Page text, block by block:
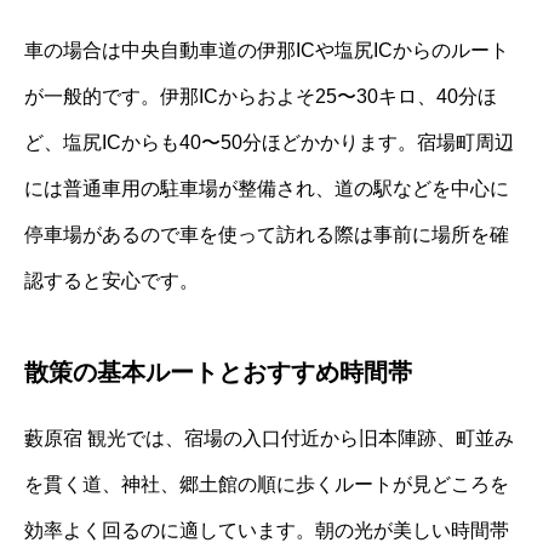
車の場合は中央自動車道の伊那ICや塩尻ICからのルート
が一般的です。伊那ICからおよそ25〜30キロ、40分ほ
ど、塩尻ICからも40〜50分ほどかかります。宿場町周辺
には普通車用の駐車場が整備され、道の駅などを中心に
停車場があるので車を使って訪れる際は事前に場所を確
認すると安心です。
散策の基本ルートとおすすめ時間帯
藪原宿 観光では、宿場の入口付近から旧本陣跡、町並み
を貫く道、神社、郷土館の順に歩くルートが見どころを
効率よく回るのに適しています。朝の光が美しい時間帯